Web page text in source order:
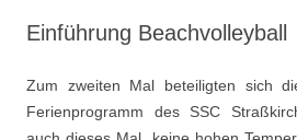
Einführung Beachvolleyball
Zum zweiten Mal beteiligten sich
Ferienprogramm des SSC